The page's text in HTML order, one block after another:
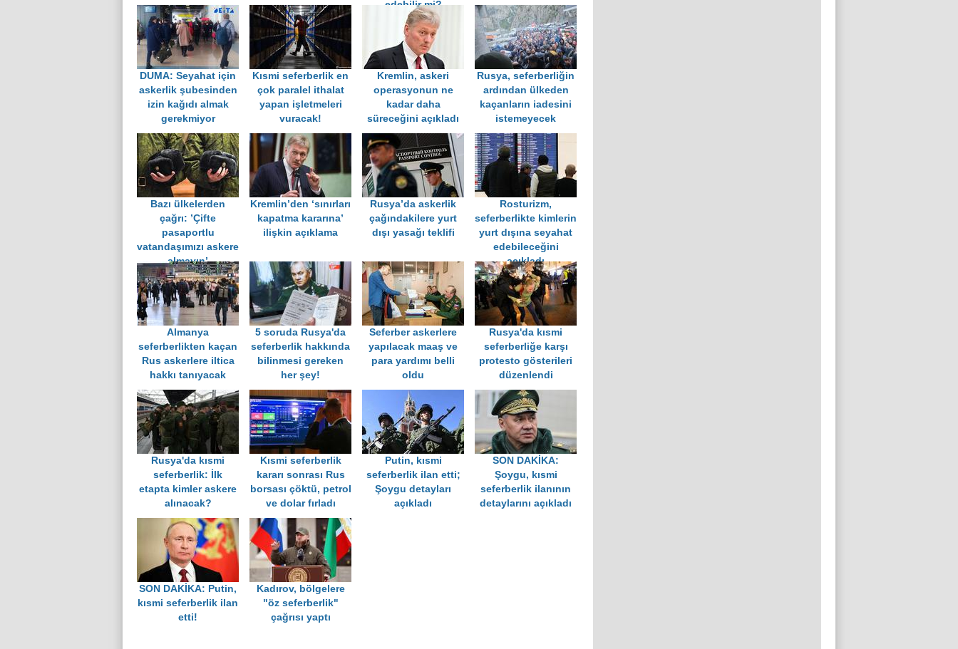
edebilir mi?
DUMA: Seyahat için
askerlik şubesinden
izin kağıdı almak
gerekmiyor
Kısmi seferberlik en
çok paralel ithalat
yapan işletmeleri
vuracak!
Kremlin, askeri
operasyonun ne
kadar daha
süreceğini açıkladı
Rusya, seferberliğin
ardından ülkeden
kaçanların iadesini
istemeyecek
Bazı ülkelerden
çağrı: ’Çifte
pasaportlu
vatandaşımızı askere
almayın’
Kremlin’den ‘sınırları
kapatma kararına’
ilişkin açıklama
Rusya’da askerlik
çağındakilere yurt
dışı yasağı teklifi
Rosturizm,
seferberlikte kimlerin
yurt dışına seyahat
edebileceğini
açıkladı
Almanya
seferberlikten kaçan
Rus askerlere iltica
hakkı tanıyacak
5 soruda Rusya'da
seferberlik hakkında
bilinmesi gereken
her şey!
Seferber askerlere
yapılacak maaş ve
para yardımı belli
oldu
Rusya'da kısmi
seferberliğe karşı
protesto gösterileri
düzenlendi
Rusya'da kısmi
seferberlik: İlk
etapta kimler askere
alınacak?
Kısmi seferberlik
kararı sonrası Rus
borsası çöktü, petrol
ve dolar fırladı
Putin, kısmi
seferberlik ilan etti;
Şoygu detayları
açıkladı
SON DAKİKA:
Şoygu, kısmi
seferberlik ilanının
detaylarını açıkladı
SON DAKİKA: Putin,
kısmi seferberlik ilan
etti!
Kadırov, bölgelere
"öz seferberlik"
çağrısı yaptı